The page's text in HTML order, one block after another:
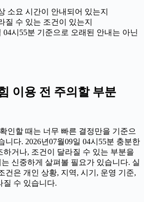
소요 시간이 안내되어 있는지
질 수 있는 조건이 있는지
04시55분 기준으로 오래된 안내는 아닌
이용 전 주의할 부분
인할 때는 너무 빠른 결정만을 기준으
니다. 2026년07월09일 04시55분 충분한
하거나, 조건이 달라질 수 있는 부분을
신중하게 살펴볼 필요가 있습니다. 실
건은 개인 상황, 지역, 시기, 운영 기준,
질 수 있습니다.